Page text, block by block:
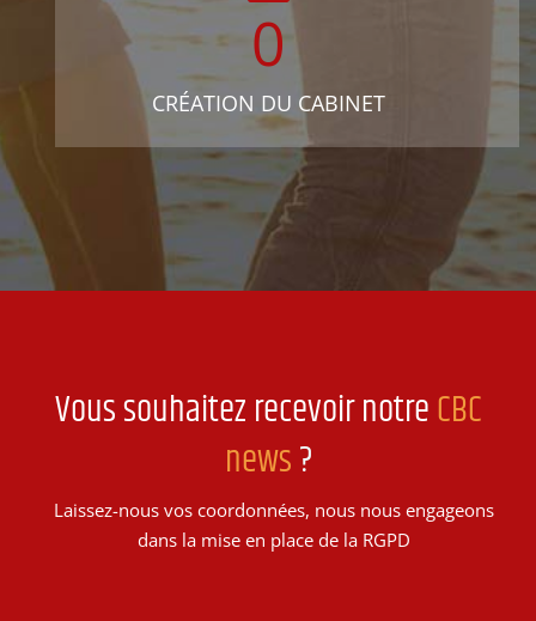
0
CRÉATION DU CABINET
Vous souhaitez recevoir notreCBC
news?
Laissez-nous vos coordonnées, nous nous engageons
dans la mise en place de la RGPD